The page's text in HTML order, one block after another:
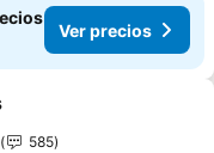
Ver precios
favoritos
585